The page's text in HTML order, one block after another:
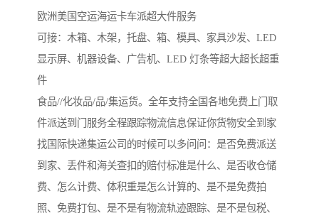
欧洲美国空运海运卡车派超大件服务
可接：木箱、木架，托盘、箱、模具、家具沙发、LED
显示屏、机器设备、广告机、LED 灯条等超大超长超重
件
食品//化妆品/品/集运货。全年支持全国各地免费上门取
件派送到门服务全程跟踪物流信息保证你货物安全到家
找国际快递集运公司的时候可以多问问：是否免费派送
到家、丢件和海关查扣的赔付标准是什么、是否收仓储
费、怎么计费、体积重是怎么计算的、是不是免费拍
照、免费打包、是不是有物流轨迹跟踪、是不是包税、